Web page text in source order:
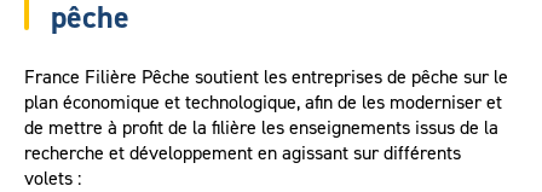
pêche
France Filière Pêche soutient les entreprises de pêche sur le
plan économique et technologique, afin de les moderniser et
de mettre à profit de la filière les enseignements issus de la
recherche et développement en agissant sur différents
volets :